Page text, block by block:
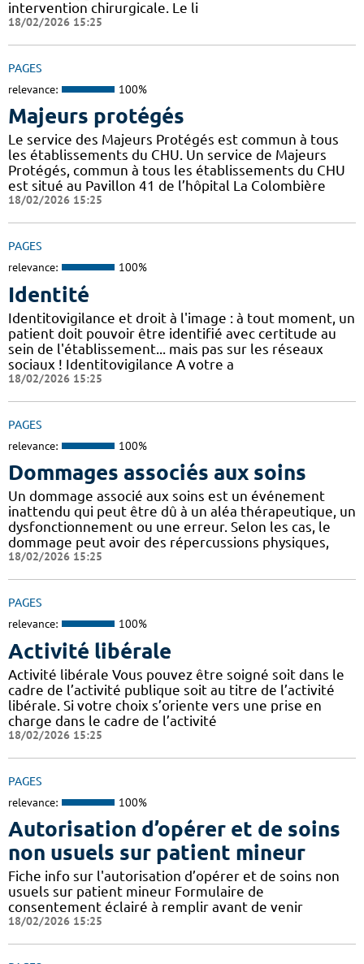
intervention chirurgicale. Le li
18/02/2026 15:25
PAGES
relevance: 100%
Majeurs protégés
Le service des Majeurs Protégés est commun à tous
les établissements du CHU. Un service de Majeurs
Protégés, commun à tous les établissements du CHU
est situé au Pavillon 41 de l’hôpital La Colombière
18/02/2026 15:25
PAGES
relevance: 100%
Identité
Identitovigilance et droit à l'image : à tout moment, un
patient doit pouvoir être identifié avec certitude au
sein de l'établissement... mais pas sur les réseaux
sociaux ! Identitovigilance A votre a
18/02/2026 15:25
PAGES
relevance: 100%
Dommages associés aux soins
Un dommage associé aux soins est un événement
inattendu qui peut être dû à un aléa thérapeutique, un
dysfonctionnement ou une erreur. Selon les cas, le
dommage peut avoir des répercussions physiques,
18/02/2026 15:25
PAGES
relevance: 100%
Activité libérale
Activité libérale Vous pouvez être soigné soit dans le
cadre de l’activité publique soit au titre de l’activité
libérale. Si votre choix s’oriente vers une prise en
charge dans le cadre de l’activité
18/02/2026 15:25
PAGES
relevance: 100%
Autorisation d’opérer et de soins
non usuels sur patient mineur
Fiche info sur l'autorisation d’opérer et de soins non
usuels sur patient mineur Formulaire de
consentement éclairé à remplir avant de venir
18/02/2026 15:25